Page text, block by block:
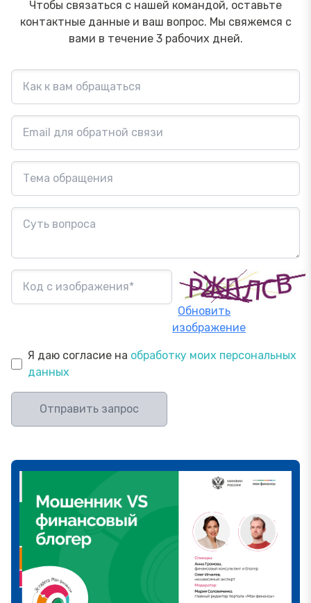
Чтобы связаться с нашей командой, оставьте
контактные данные и ваш вопрос. Мы свяжемся с
вами в течение 3 рабочих дней.
Обновить
изображение
Я даю согласие на обработку моих персональных
данных
Отправить запрос